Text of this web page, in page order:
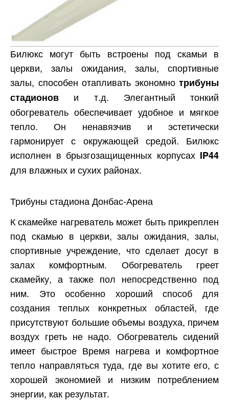
Билюкс могут быть встроены под скамьи в
церкви, залы ожидания, залы, спортивные
залы, способен отапливать экономно трибуны
стадионов и т.д. Элегантный тонкий
обогреватель обеспечивает удобное и мягкое
тепло. Он ненавязчив и эстетически
гармонирует с окружающей средой. Билюкс
исполнен в брызгозащищенных корпусах IP44
для влажных и сухих районах.
Трибуны стадиона Донбас-Арена
К скамейке нагреватель может быть прикреплен
под скамью в церкви, залы ожидания, залы,
спортивные учреждение, что сделает досуг в
залах комфортным. Обогреватель греет
скамейку, а также пол непосредственно под
ним. Это особенно хороший способ для
создания теплых конкретных областей, где
присутствуют большие объемы воздуха, причем
воздух греть не надо. Обогреватель сидений
имеет быстрое Время нагрева и комфортное
тепло направляться туда, где вы хотите его, с
хорошей экономией и низким потреблением
энергии, как результат.